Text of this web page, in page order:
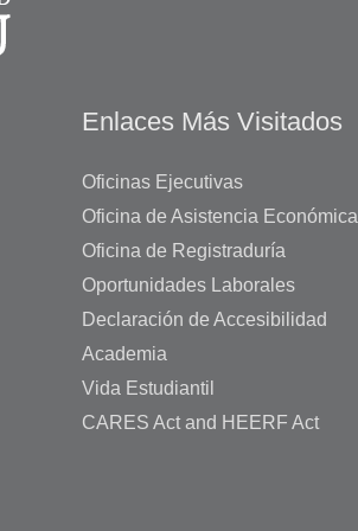
Enlaces Más Visitados
Oficinas Ejecutivas
Oficina de Asistencia Económica
Oficina de Registraduría
Oportunidades Laborales
Declaración de Accesibilidad
Academia
Vida Estudiantil
CARES Act and HEERF Act